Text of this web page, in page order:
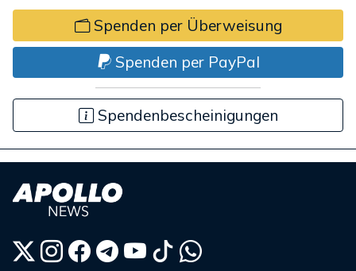
Spenden per Überweisung
Spenden per PayPal
Spendenbescheinigungen